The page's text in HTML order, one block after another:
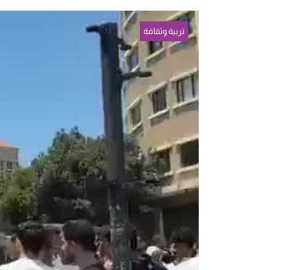
تربية وثقافة